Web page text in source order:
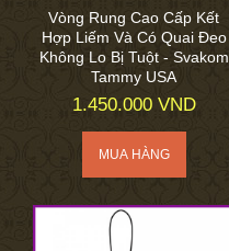
Vòng Rung Cao Cấp Kết
Hợp Liếm Và Có Quai Đeo
Không Lo Bị Tuột - Svakom
Tammy USA
1.450.000 VND